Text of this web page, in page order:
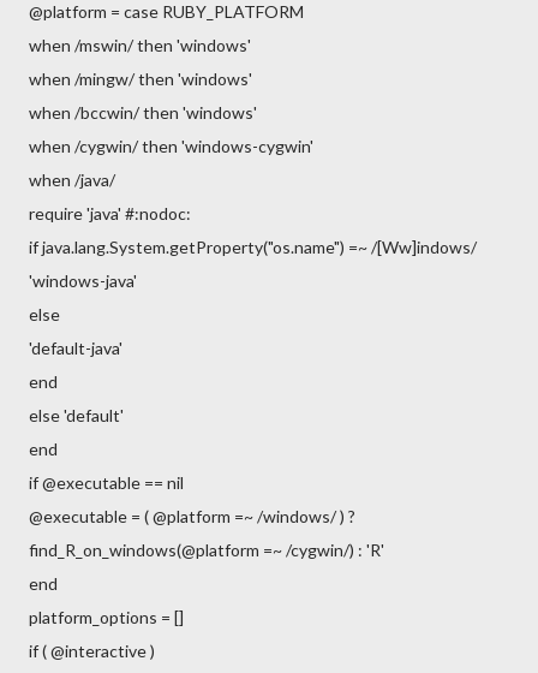
@platform = case RUBY_PLATFORM
when /mswin/ then 'windows'
when /mingw/ then 'windows'
when /bccwin/ then 'windows'
when /cygwin/ then 'windows-cygwin'
when /java/
require 'java' #:nodoc:
if java.lang.System.getProperty("os.name") =~ /[Ww]indows/
'windows-java'
else
'default-java'
end
else 'default'
end
if @executable == nil
@executable = ( @platform =~ /windows/ ) ?
find_R_on_windows(@platform =~ /cygwin/) : 'R'
end
platform_options = []
if ( @interactive )